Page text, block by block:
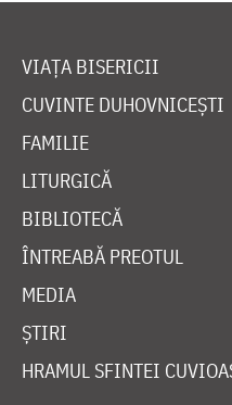
VIAȚA BISERICII
CUVINTE DUHOVNICEȘTI
FAMILIE
LITURGICĂ
BIBLIOTECĂ
ÎNTREABĂ PREOTUL
MEDIA
ȘTIRI
HRAMUL SFINTEI